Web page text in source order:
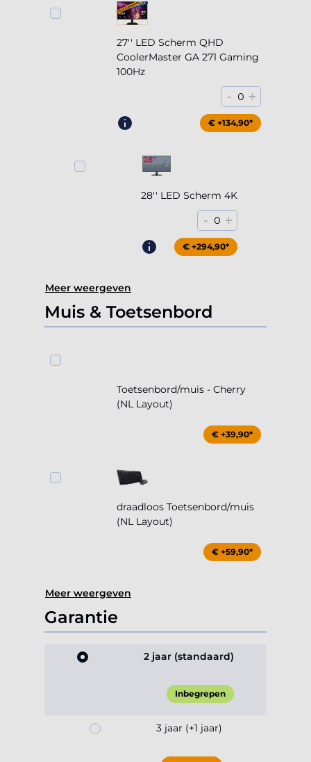
27'' LED Scherm QHD
CoolerMaster GA 271 Gaming
100Hz
- 0 +
€ +204,90*
€ +134,90*
28'' LED Scherm 4K
- 0 +
€ +294,90*
Meer weergeven
Muis & Toetsenbord
Toetsenbord/muis - Cherry
(NL Layout)
€ +39,90*
draadloos Toetsenbord/muis
(NL Layout)
€ +59,90*
Meer weergeven
Garantie
2 jaar (standaard)
Inbegrepen
3 jaar (+1 jaar)